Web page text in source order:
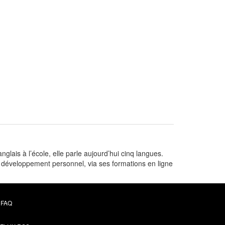
à l’école, elle parle aujourd’hui cinq langues.
personnel, via ses formations en ligne
FAQ